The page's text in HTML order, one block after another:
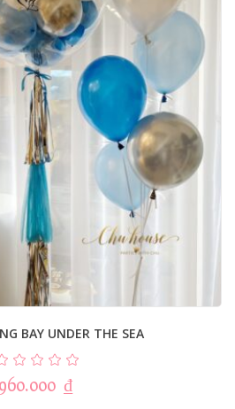
BAY UNDER THE SEA
960.000 ₫